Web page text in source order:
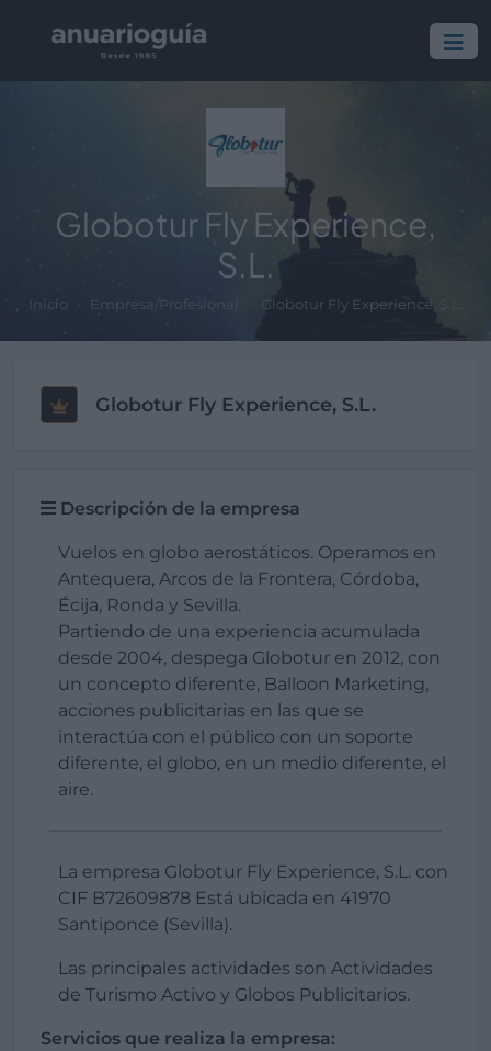
Globotur Fly Experience,
S.L.
Inicio Empresa/Profesional Globotur Fly Experience, S.L.
Globotur Fly Experience, S.L.
Descripción de la empresa
Vuelos en globo aerostáticos. Operamos en
Antequera, Arcos de la Frontera, Córdoba,
Écija, Ronda y Sevilla.
Partiendo de una experiencia acumulada
desde 2004, despega Globotur en 2012, con
un concepto diferente, Balloon Marketing,
acciones publicitarias en las que se
interactúa con el público con un soporte
diferente, el globo, en un medio diferente, el
aire.
La empresa Globotur Fly Experience, S.L. con
CIF B72609878 Está ubicada en 41970
Santiponce (Sevilla).
Las principales actividades son Actividades
de Turismo Activo y Globos Publicitarios.
Servicios que realiza la empresa: